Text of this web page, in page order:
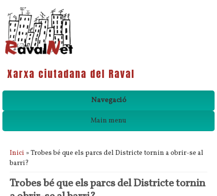
Xarxa ciutadana del Raval
Navegació
Main menu
Esteu aquí
Inici » Trobes bé que els parcs del Districte tornin a obrir-se al
barri?
Trobes bé que els parcs del Districte tornin